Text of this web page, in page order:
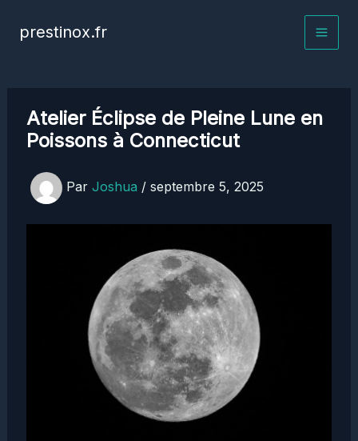
prestinox.fr
Atelier Éclipse de Pleine Lune en
Poissons à Connecticut
Par Joshua / septembre 5, 2025